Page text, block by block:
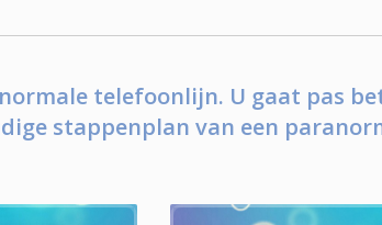
telefoonlijn. U gaat pas
stappenplan van een